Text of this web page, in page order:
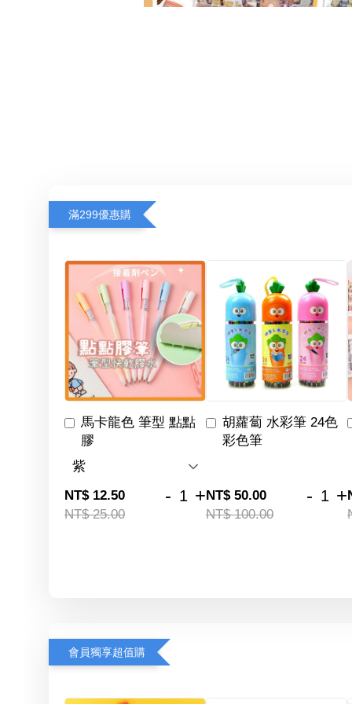
滿299優惠購
馬卡龍色 筆型 點點
膠
NT$ 12.50
NT$ 25.00
- +
胡蘿蔔 水彩筆 24色
彩色筆
NT$ 50.00
NT$ 100.00
- +
會員獨享超值購